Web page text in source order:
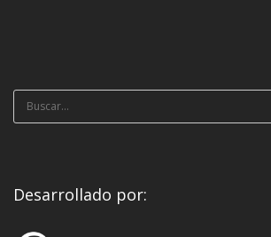
Búsqueda
para:
Desarrollado por: